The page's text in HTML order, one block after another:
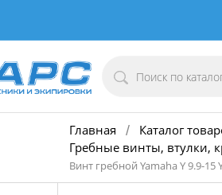
Главная /
Каталог
Гребные винты, втулки,
Винт гребной Yamaha Y 9.9-15